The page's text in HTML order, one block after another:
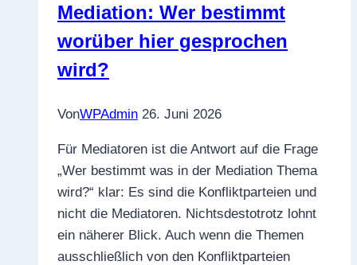
Mediation: Wer bestimmt
worüber hier gesprochen
wird?
VonWPAdmin 26. Juni 2026
Für Mediatoren ist die Antwort auf die Frage
„Wer bestimmt was in der Mediation Thema
wird?“ klar: Es sind die Konfliktparteien und
nicht die Mediatoren. Nichtsdestotrotz lohnt
ein näherer Blick. Auch wenn die Themen
ausschließlich von den Konfliktparteien